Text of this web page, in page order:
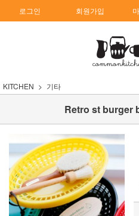
로그인 회원가입
KITCHEN 기타
Retro st burger